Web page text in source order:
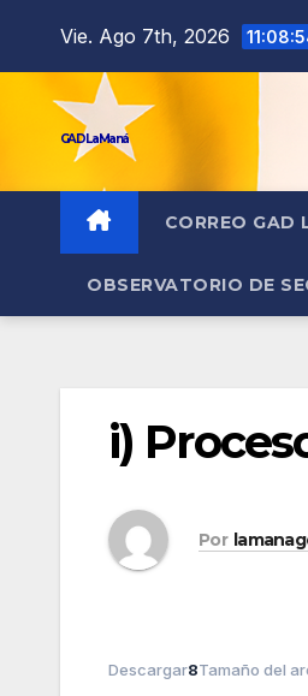
Vie. Ago 7th, 2026
GAD La Maná
CORREO GAD
OBSERVATORIO DE
i)
Por
Descargar8Tamaño del